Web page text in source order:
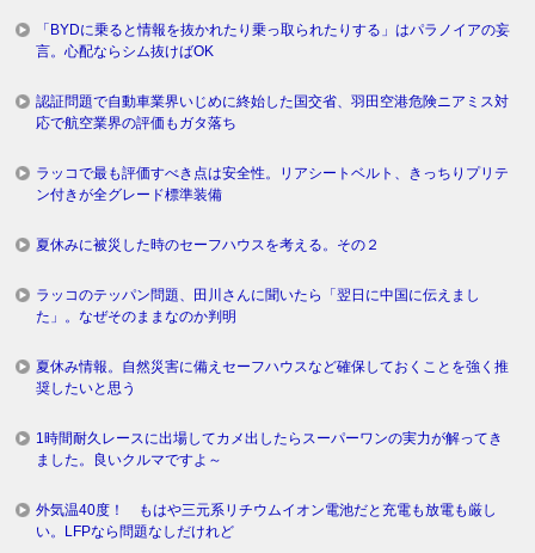
「BYDに乗ると情報を抜かれたり乗っ取られたりする」はパラノイアの妄
言。心配ならシム抜けばOK
認証問題で自動車業界いじめに終始した国交省、羽田空港危険ニアミス対
応で航空業界の評価もガタ落ち
ラッコで最も評価すべき点は安全性。リアシートベルト、きっちりプリテ
ン付きが全グレード標準装備
夏休みに被災した時のセーフハウスを考える。その２
ラッコのテッパン問題、田川さんに聞いたら「翌日に中国に伝えまし
た」。なぜそのままなのか判明
夏休み情報。自然災害に備えセーフハウスなど確保しておくことを強く推
奨したいと思う
1時間耐久レースに出場してカメ出したらスーパーワンの実力が解ってき
ました。良いクルマですよ～
外気温40度！ もはや三元系リチウムイオン電池だと充電も放電も厳し
い。LFPなら問題なしだけれど